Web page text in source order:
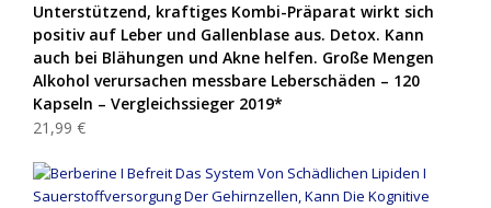
Unterstützend, kraftiges Kombi-Präparat wirkt sich
positiv auf Leber und Gallenblase aus. Detox. Kann
auch bei Blähungen und Akne helfen. Große Mengen
Alkohol verursachen messbare Leberschäden – 120
Kapseln – Vergleichssieger 2019*
21,99 €